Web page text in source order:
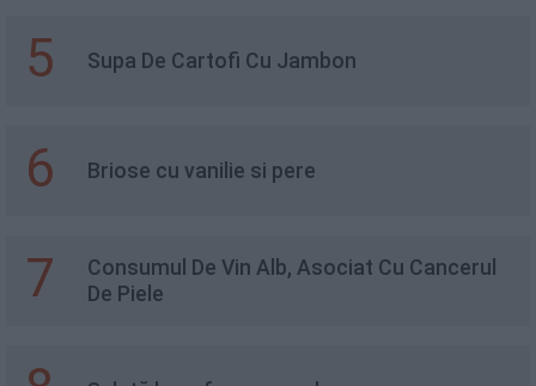
5 Supa De Cartofi Cu Jambon
6 Briose cu vanilie si pere
7
Consumul De Vin Alb, Asociat Cu Cancerul
De Piele